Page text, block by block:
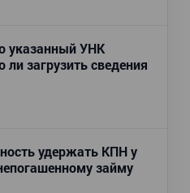
указанный УНК
загрузить сведения
удержать КПН у
займу